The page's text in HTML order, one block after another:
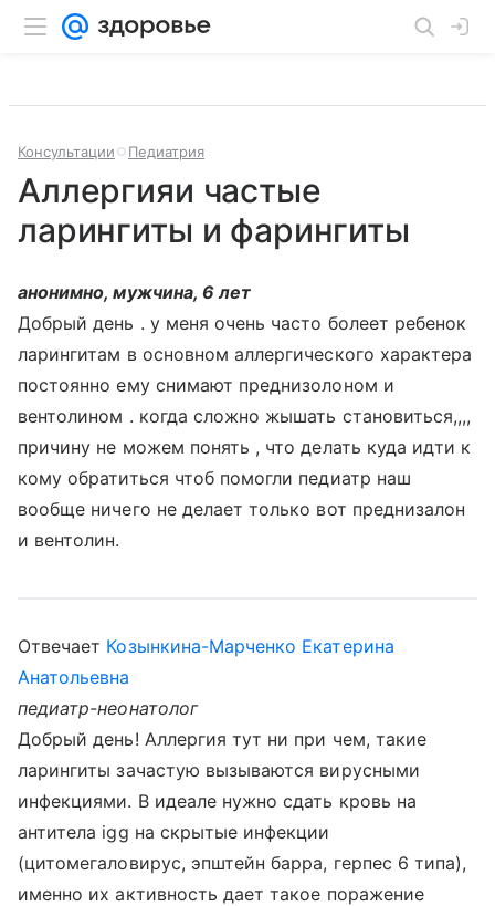
Консультации Педиатрия
Аллергияи частые
ларингиты и фарингиты
анонимно, мужчина, 6 лет
Добрый день . у меня очень часто болеет ребенок
ларингитам в основном аллергического характера
постоянно ему снимают преднизолоном и
вентолином . когда сложно жышать становиться,,,,
причину не можем понять , что делать куда идти к
кому обратиться чтоб помогли педиатр наш
вообще ничего не делает только вот преднизалон
и вентолин.
Отвечает Козынкина-Марченко Екатерина
Анатольевна
педиатр-неонатолог
Добрый день! Аллергия тут ни при чем, такие
ларингиты зачастую вызываются вирусными
инфекциями. В идеале нужно сдать кровь на
антитела igg на скрытые инфекции
(цитомегаловирус, эпштейн барра, герпес 6 типа),
именно их активность дает такое поражение